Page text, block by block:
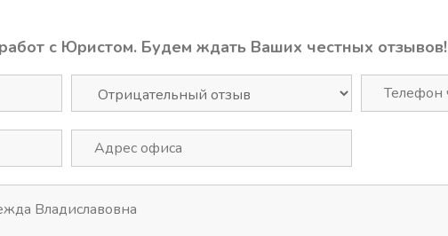
с Юристом. Будем ждать Ваших честных отзывов!